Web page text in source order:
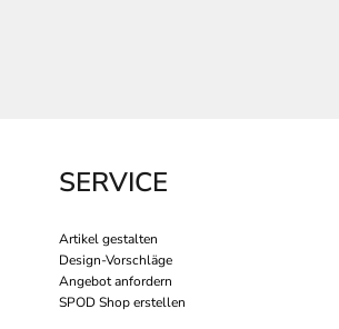
SERVICE
Artikel gestalten
Design-Vorschläge
Angebot anfordern
SPOD Shop erstellen